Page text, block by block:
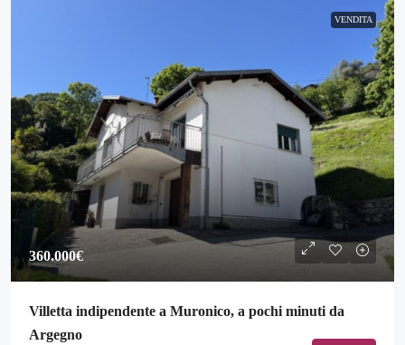
VENDITA
360.000€
Villetta indipendente a Muronico, a pochi minuti da
Argegno